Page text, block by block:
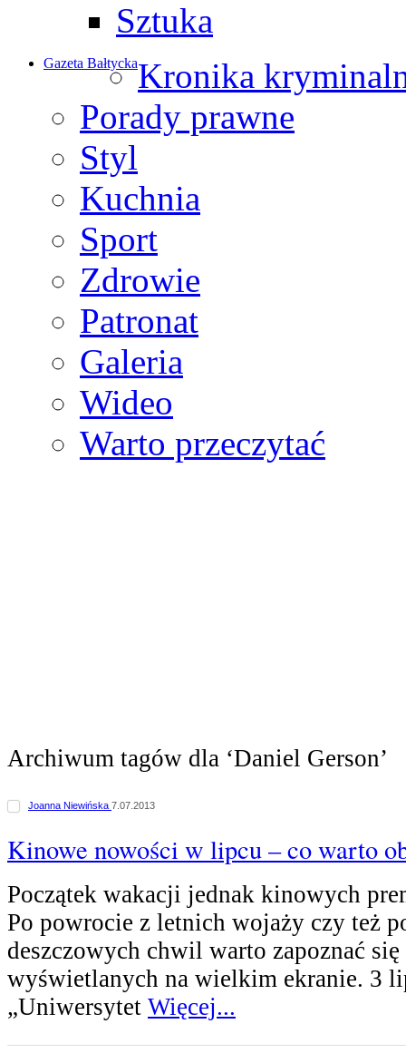
Sztuka
Gazeta BałtyckaKronika
Porady prawne
Styl
Kuchnia
Sport
Zdrowie
Patronat
Galeria
Wideo
Warto przeczytać
Archiwum tagów dla ‘Daniel Gerson’
Joanna Niewińska 7.07.2013
Kinowe nowości w lipcu – co warto
Początek wakacji jednak kinowych
Po powrocie z letnich wojaży czy też
deszczowych chwil warto zapoznać
wyświetlanych na wielkim ekranie. 3
„Uniwersytet Więcej...